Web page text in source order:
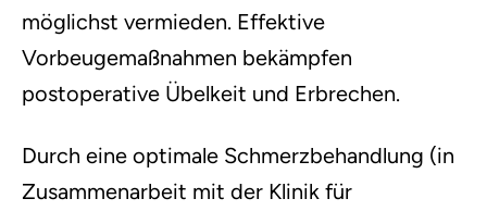
möglichst vermieden. Effektive
Vorbeugemaßnahmen bekämpfen
postoperative Übelkeit und Erbrechen.
Durch eine optimale Schmerzbehandlung (in
Zusammenarbeit mit der Klinik für